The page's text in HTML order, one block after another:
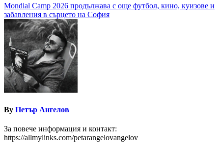
Навигация
Mondial Camp 2026 продължава с още футбол, кино, куизове и
забавления в сърцето на София
By Петър Ангелов
За повече информация и контакт:
https://allmylinks.com/petarangelovangelov